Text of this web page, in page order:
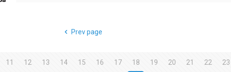
Prev page
11 12 13 14 15 16 17 18 19 20 21 22 23